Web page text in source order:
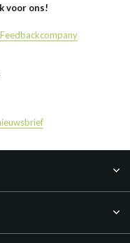
voor ons!
Feedbackcompany